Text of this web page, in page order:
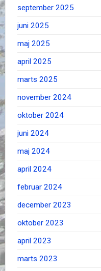
september 2025
juni 2025
maj 2025
april 2025
marts 2025
november 2024
oktober 2024
juni 2024
maj 2024
april 2024
februar 2024
december 2023
oktober 2023
april 2023
marts 2023